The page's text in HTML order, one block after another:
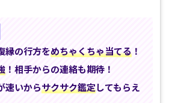
縁の行方をめちゃくちゃ当てる ！
！相手からの連絡も期待！
速いからサクサク鑑定してもらえ